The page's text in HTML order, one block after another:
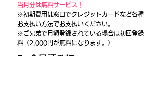
当月分は無料サービス！
※初期費用は窓口でクレジットカードなど各種
お支払い方法でお支払いください。
※ご兄弟で月額登録されている場合は初回登録
料（2,000円が無料になります。）
3. 会員証発行